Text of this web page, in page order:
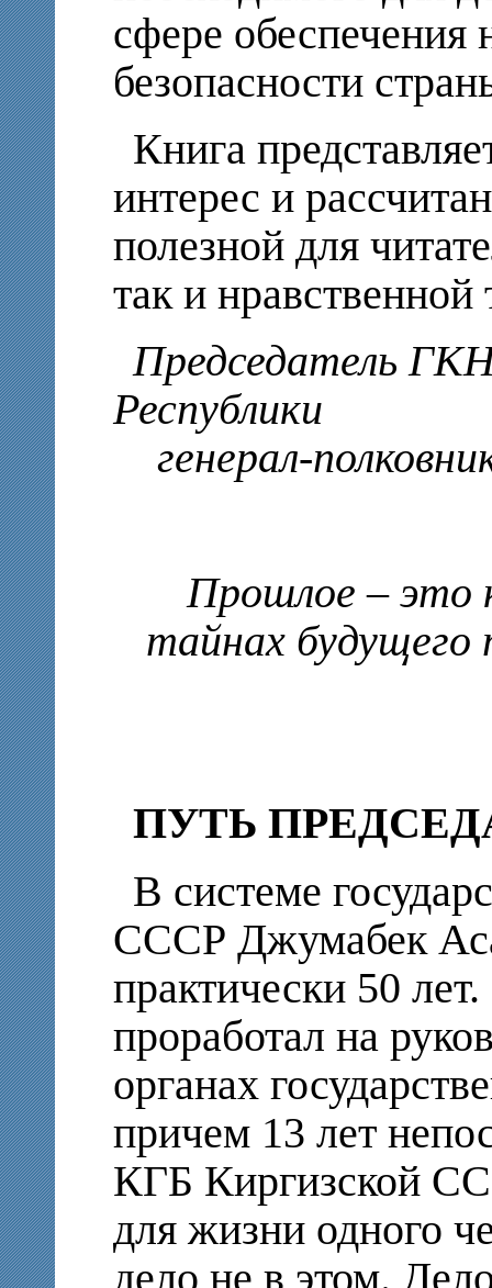
сфере обеспечения
безопасности
Книга
интерес и
полезной для
так и нравственной
Председатель
Республики
генерал-
Прошлое – это
тайнах
ПУТЬ
В системе
СССР Джумабек
практически 50
проработал на
органах
причем 13 лет
КГБ Киргизской
для жизни одного
дело не в этом.